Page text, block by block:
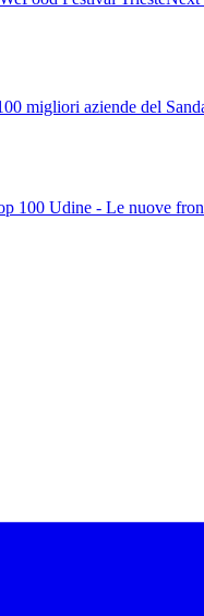
migliori aziende del
100 Udine - Le nuove